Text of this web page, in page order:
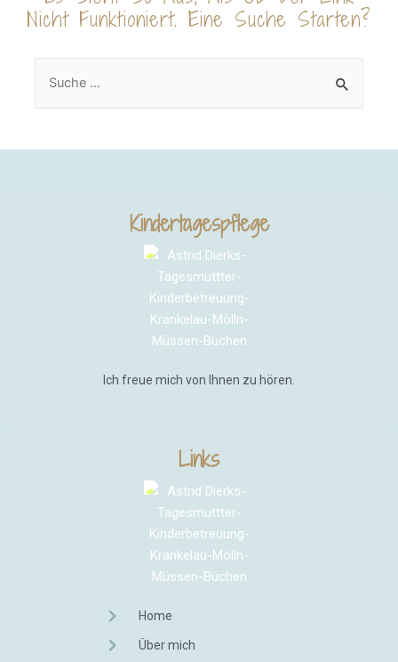
Nicht Funktioniert. Eine Suche Starten?
Kindertagespflege
Ich freue mich von Ihnen zu hören.
Links
Home
Über mich